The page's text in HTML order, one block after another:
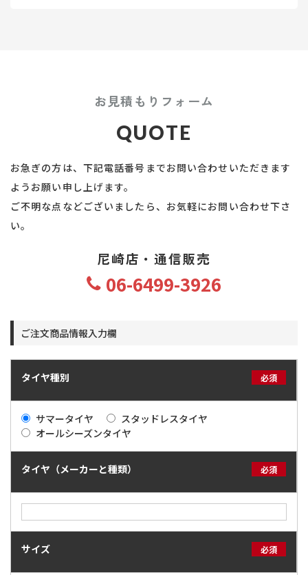
お見積もりフォーム
QUOTE
お急ぎの方は、下記電話番号までお問い合わせいただきます
ようお願い申し上げます。
ご不明な点などございましたら、お気軽にお問い合わせ下さ
い。
尼崎店・通信販売
06-6499-3926
ご注文商品情報入力欄
タイヤ種別 必須
サマータイヤ
スタッドレスタイヤ
オールシーズンタイヤ
タイヤ（メーカーと種類） 必須
サイズ 必須